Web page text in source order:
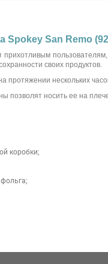
San Remo
своих продуктов.
протяжении нескольких
позволят носить ее на
коробки;